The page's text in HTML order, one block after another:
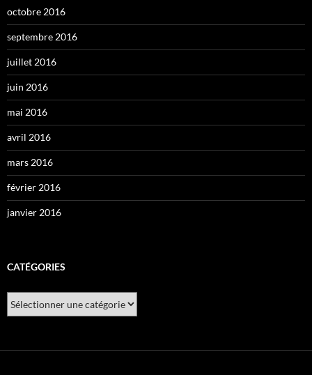
octobre 2016
septembre 2016
juillet 2016
juin 2016
mai 2016
avril 2016
mars 2016
février 2016
janvier 2016
CATÉGORIES